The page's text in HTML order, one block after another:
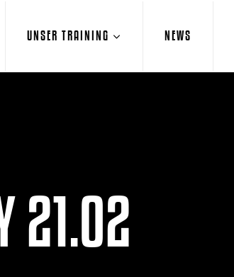
UNSER TRAINING NEWS
21.02